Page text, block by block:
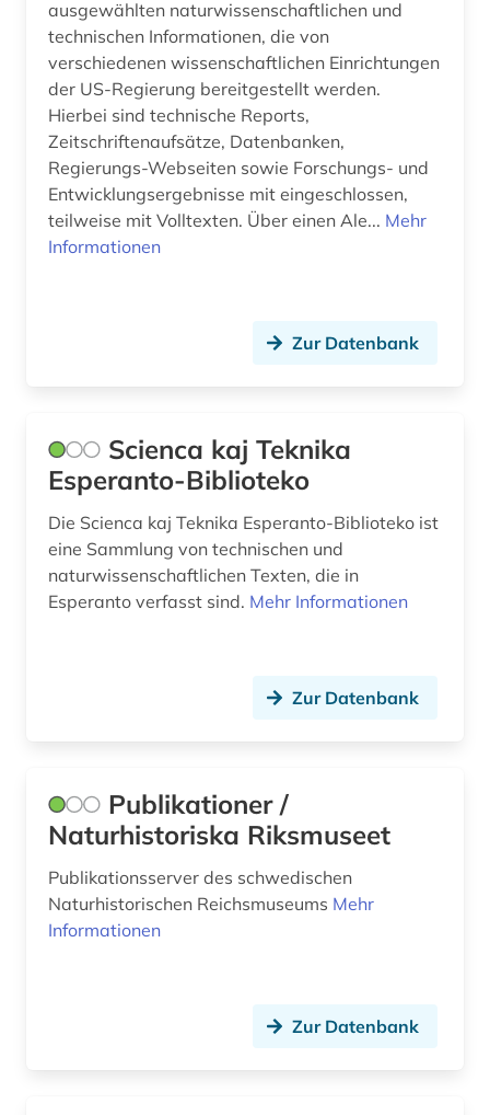
ausgewählten naturwissenschaftlichen und
technischen Informationen, die von
verschiedenen wissenschaftlichen Einrichtungen
der US-Regierung bereitgestellt werden.
Hierbei sind technische Reports,
Zeitschriftenaufsätze, Datenbanken,
Regierungs-Webseiten sowie Forschungs- und
Entwicklungsergebnisse mit eingeschlossen,
teilweise mit Volltexten. Über einen Ale... Mehr
Informationen
Zur Datenbank
Scienca kaj Teknika
Esperanto-Biblioteko
Die Scienca kaj Teknika Esperanto-Biblioteko ist
eine Sammlung von technischen und
naturwissenschaftlichen Texten, die in
Esperanto verfasst sind. Mehr Informationen
Zur Datenbank
Publikationer /
Naturhistoriska Riksmuseet
Publikationsserver des schwedischen
Naturhistorischen Reichsmuseums Mehr
Informationen
Zur Datenbank